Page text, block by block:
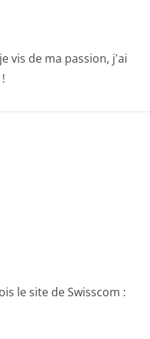
vis de ma passion, j'ai
le site de Swisscom :